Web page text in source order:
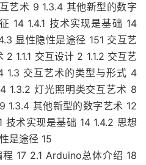
艺术 9 1.3.4 其他新型的数字
14 1.4.1 技术实现是基础 14
显性隐性是途径 151 交互艺
1.1.1 交互设计 2 1.1.2 交互艺
1.3 交互艺术的类型与形式 4
1.3.2 灯光照明类交互艺术 8
1.3.4 其他新型的数字艺术 12
技术实现是基础 14 1.4.2 思想
是途径 15
17 2.1 Arduino总体介绍 18